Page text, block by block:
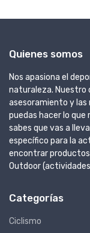
Quienes somos
Nos apasiona el
naturaleza. Nuestro
asesoramiento y las
puedas hacer lo
sabes que vas a
específico para la
encontrar productos
Outdoor
Categorías
Ciclismo